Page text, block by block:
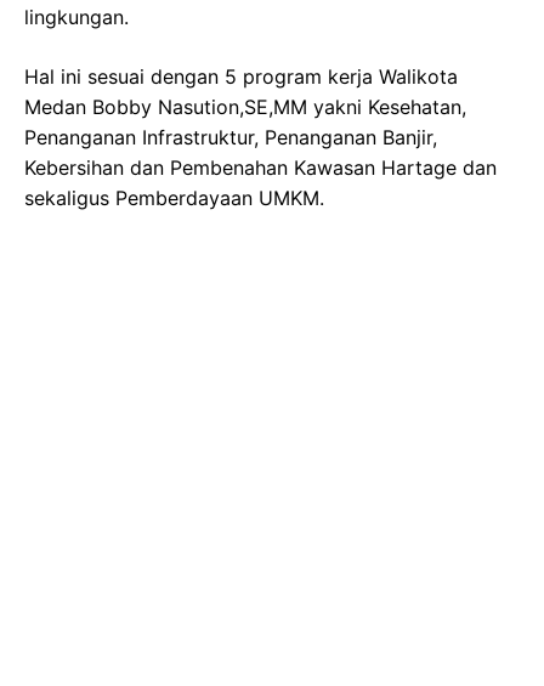
lingkungan.
Hal ini sesuai dengan 5 program kerja Walikota
Medan Bobby Nasution,SE,MM yakni Kesehatan,
Penanganan Infrastruktur, Penanganan Banjir,
Kebersihan dan Pembenahan Kawasan Hartage dan
sekaligus Pemberdayaan UMKM.